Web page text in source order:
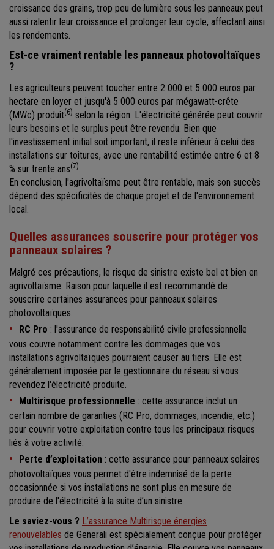
croissance des grains, trop peu de lumière sous les panneaux peut
aussi ralentir leur croissance et prolonger leur cycle, affectant ainsi
les rendements.
Est-ce vraiment rentable les panneaux photovoltaïques
?
Les agriculteurs peuvent toucher entre 2 000 et 5 000 euros par
hectare en loyer et jusqu'à 5 000 euros par mégawatt-crête
(MWc) produit(6) selon la région. L'électricité générée peut couvrir
leurs besoins et le surplus peut être revendu. Bien que
l'investissement initial soit important, il reste inférieur à celui des
installations sur toitures, avec une rentabilité estimée entre 6 et 8
% sur trente ans(7).
En conclusion, l'agrivoltaïsme peut être rentable, mais son succès
dépend des spécificités de chaque projet et de l'environnement
local.
Quelles assurances souscrire pour protéger vos
panneaux solaires ?
Malgré ces précautions, le risque de sinistre existe bel et bien en
agrivoltaïsme. Raison pour laquelle il est recommandé de
souscrire certaines assurances pour panneaux solaires
photovoltaïques.
RC Pro : l'assurance de responsabilité civile professionnelle
vous couvre notamment contre les dommages que vos
installations agrivoltaïques pourraient causer au tiers. Elle est
généralement imposée par le gestionnaire du réseau si vous
revendez l'électricité produite.
Multirisque professionnelle : cette assurance inclut un
certain nombre de garanties (RC Pro, dommages, incendie, etc.)
pour couvrir votre exploitation contre tous les principaux risques
liés à votre activité.
Perte d’exploitation : cette assurance pour panneaux solaires
photovoltaïques vous permet d'être indemnisé de la perte
occasionnée si vos installations ne sont plus en mesure de
produire de l'électricité à la suite d’un sinistre.
Le saviez-vous ? L’assurance Multirisque énergies
renouvelables de Generali est spécialement conçue pour protéger